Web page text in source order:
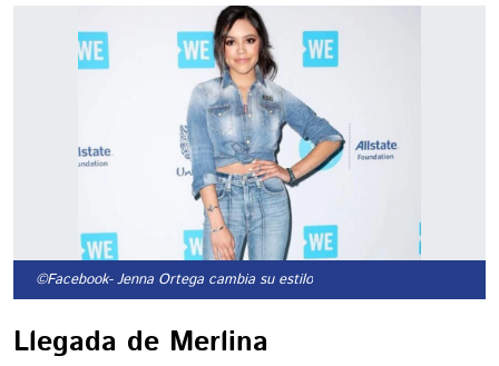
©Facebook- Jenna Ortega cambia su estilo
Llegada de Merlina